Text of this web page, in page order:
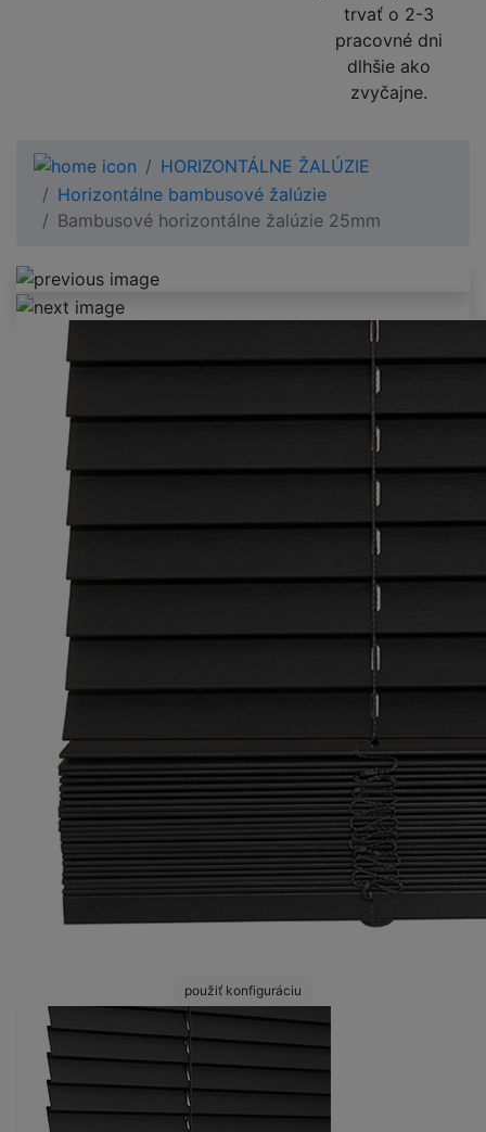
trvať o 2-3
pracovné dni
dlhšie ako
zvyčajne.
HORIZONTÁLNE ŽALÚZIE
Horizontálne bambusové žalúzie
Bambusové horizontálne žalúzie 25mm
použiť konfiguráciu